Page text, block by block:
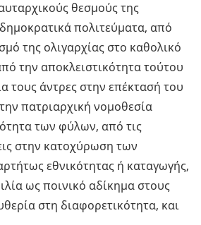
θεσμούς της
πολιτεύματα, από
της ολιγαρχίας στο καθολικό
την αποκλειστικότητα τούτου
τους άντρες στην επέκτασή του
πατριαρχική νομοθεσία
των φύλων, από τις
στην κατοχύρωση των
εθνικότητας ή καταγωγής,
ως ποινικό αδίκημα στους
στη διαφορετικότητα, και